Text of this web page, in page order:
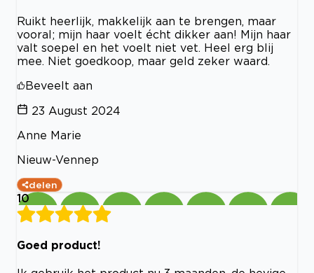
Ruikt heerlijk, makkelijk aan te brengen, maar
vooral; mijn haar voelt écht dikker aan! Mijn haar
valt soepel en het voelt niet vet. Heel erg blij
mee. Niet goedkoop, maar geld zeker waard.
Beveelt aan
23 August 2024
Anne Marie
Nieuw-Vennep
delen
10
Goed product!